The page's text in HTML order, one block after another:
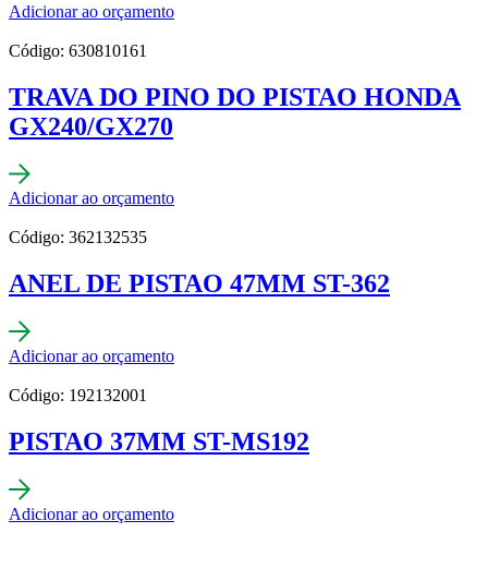
Adicionar ao orçamento
Código: 630810161
TRAVA DO PINO DO PISTAO HONDA
GX240/GX270
Adicionar ao orçamento
Código: 362132535
ANEL DE PISTAO 47MM ST-362
Adicionar ao orçamento
Código: 192132001
PISTAO 37MM ST-MS192
Adicionar ao orçamento